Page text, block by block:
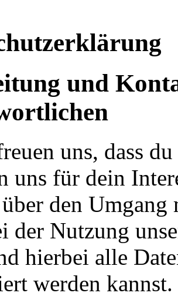
und
uns, dass
uns für dein
den Umgang
der Nutzung
hierbei alle
werden kannst.